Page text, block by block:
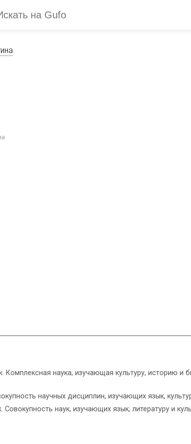
наука, изучающая культуру, историю и
научных дисциплин, изучающих язык,
наук, изучающих язык, литературу и